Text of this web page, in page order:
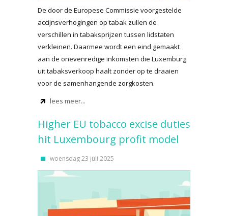
De door de Europese Commissie voorgestelde
accijnsverhogingen op tabak zullen de
verschillen in tabaksprijzen tussen lidstaten
verkleinen. Daarmee wordt een eind gemaakt
aan de onevenredige inkomsten die Luxemburg
uit tabaksverkoop haalt zonder op te draaien
voor de samenhangende zorgkosten.
lees meer...
Higher EU tobacco excise duties
hit Luxembourg profit model
woensdag 23 juli 2025